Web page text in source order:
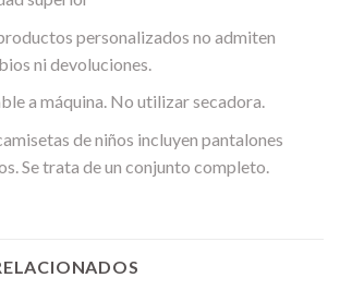
personalizados no admiten
ni devoluciones.
a máquina. No utilizar secadora.
de niños incluyen pantalones
Se trata de un conjunto completo.